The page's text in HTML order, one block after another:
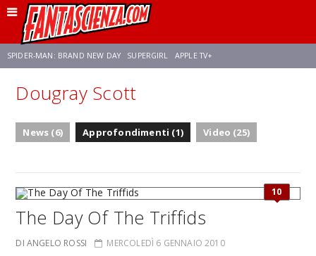
SPIDER-MAN: BRAND NEW DAY SUPERGIRL APPLE TV+
FRANCO RICCIARDIELLO ZENDAYA
Dougray Scott
News (6) Approfondimenti (1) Video (25)
10
The Day Of The Triffids
DI ANGELO ROSSI MERCOLEDÌ 6 GENNAIO 2010